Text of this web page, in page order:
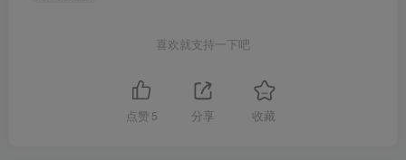
喜欢就支持一下吧
点赞 5 分享 收藏